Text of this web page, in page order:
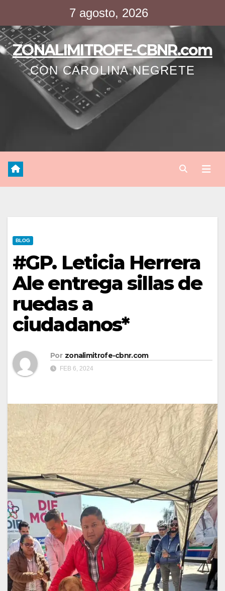
contenido
7 agosto, 2026
ZONALIMITROFE-CBNR.com
CON CAROLINA NEGRETE
BLOG
#GP. Leticia Herrera
Ale entrega sillas de
ruedas a
ciudadanos*
Por zonalimitrofe-cbnr.com
FEB 6, 2024